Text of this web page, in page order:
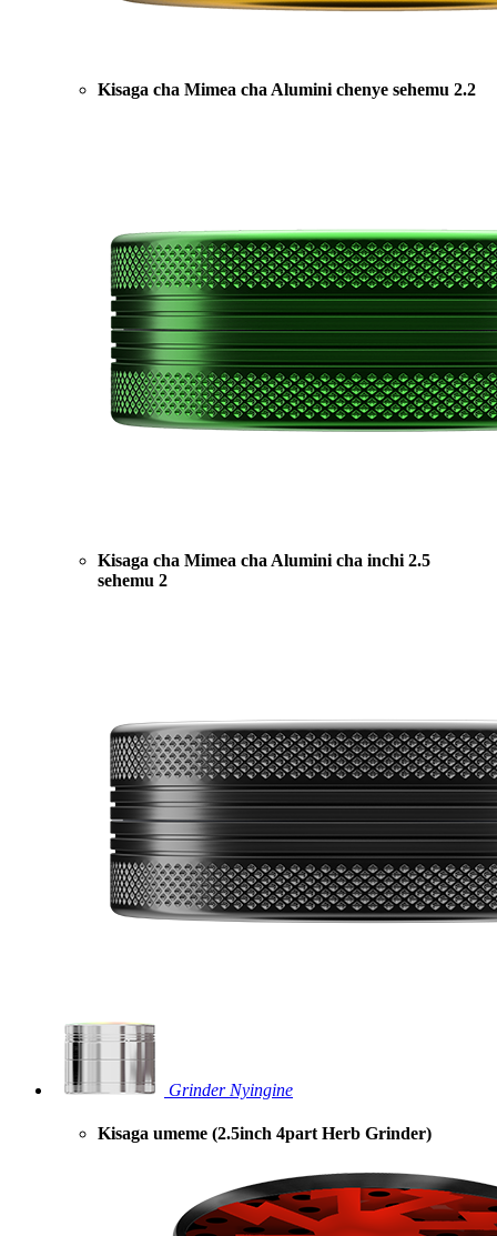
Kisaga cha Mimea cha Alumini chenye sehemu 2.2
Kisaga cha Mimea cha Alumini cha inchi 2.5
sehemu 2
Grinder Nyingine
Kisaga umeme (2.5inch 4part Herb Grinder)